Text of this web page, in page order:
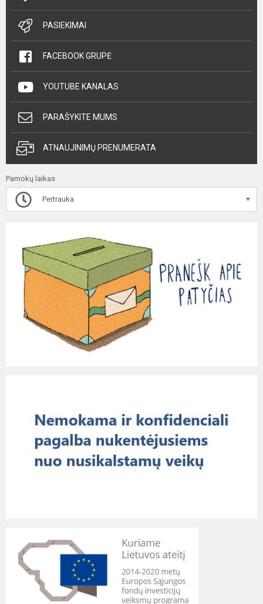
PASIEKIMAI
FACEBOOK GRUPĖ
YOUTUBE KANALAS
PARAŠYKITE MUMS
ATNAUJINIMŲ PRENUMERATA
Pamokų laikas
Pertrauka